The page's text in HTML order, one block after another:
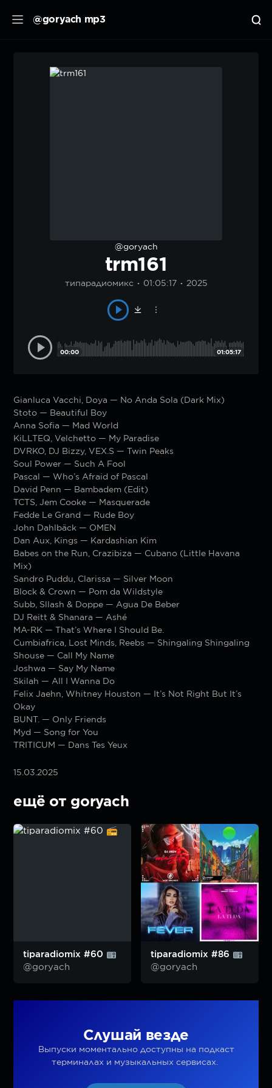
@goryach mp3
@goryach
trm161
типарадиомикс 01:05:17 2025
00:00 01:05:17
Gianluca Vacchi, Doya — No Anda Sola (Dark Mix)
Stoto — Beautiful Boy
Anna Sofia — Mad World
KiLLTEQ, Velchetto — My Paradise
DVRKO, DJ Bizzy, VEX.S — Twin Peaks
Soul Power — Such A Fool
Pascal — Who’s Afraid of Pascal
David Penn — Bambadem (Edit)
TCTS, Jem Cooke — Masquerade
Fedde Le Grand — Rude Boy
John Dahlbäck — OMEN
Dan Aux, Kings — Kardashian Kim
Babes on the Run, Crazibiza — Cubano (Little Havana
Mix)
Sandro Puddu, Clarissa — Silver Moon
Block & Crown — Pom da Wildstyle
Subb, Sllash & Doppe — Agua De Beber
DJ Reitt & Shanara — Ashé
MA-RK — That’s Where I Should Be.
Cumbiafrica, Lost Minds, Reebs — Shingaling Shingaling
Shouse — Call My Name
Joshwa — Say My Name
Skilah — All I Wanna Do
Felix Jaehn, Whitney Houston — It’s Not Right But It’s
Okay
BUNT. — Only Friends
Myd — Song for You
TRITICUM — Dans Tes Yeux
15.03.2025
ещё от goryach
tiparadiomix #60
@goryach
tiparadiomix #86
@goryach
Слушай везде
Выпуски моментально доступны на подкаст
терминалах и музыкальных сервисах.